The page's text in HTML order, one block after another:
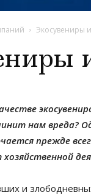
Экосувениры
нам вреда?
прежде
и